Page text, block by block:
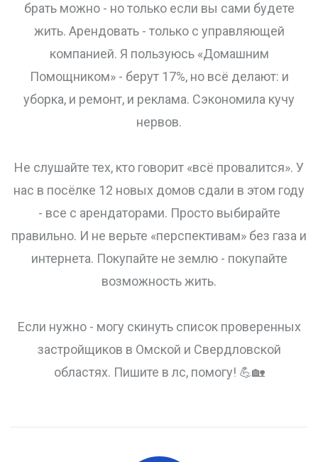
брать можно - но только если вы сами будете
жить. Арендовать - только с управляющей
компанией. Я пользуюсь «Домашним
Помощником» - берут 17%, но всё делают: и
уборка, и ремонт, и реклама. Сэкономила кучу
нервов.
Не слушайте тех, кто говорит «всё провалится». У
нас в посёлке 12 новых домов сдали в этом году
- все с арендаторами. Просто выбирайте
правильно. И не верьте «перспективам» без газа и
интернета. Покупайте не землю - покупайте
возможность жить.
Если нужно - могу скинуть список проверенных
застройщиков в Омской и Свердловской
областях. Пишите в лс, помогу! 💪🏡